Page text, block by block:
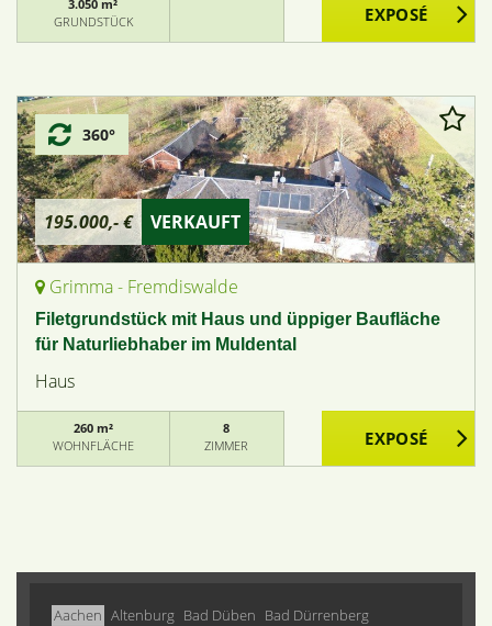
3.050 m²
GRUNDSTÜCK
195.000,- € VERKAUFT
360°
Grimma - Fremdiswalde
Filetgrundstück mit Haus und üppiger Baufläche
für Naturliebhaber im Muldental
Haus
260 m²
WOHNFLÄCHE
8
ZIMMER
Aachen Altenburg Bad Düben Bad Dürrenberg